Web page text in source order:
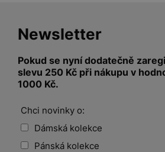
Newsletter
Pokud se nyní dodatečně
slevu 250 Kč při nákupu v
1000 Kč.
Chci novinky o:
Dámská kolekce
Pánská kolekce